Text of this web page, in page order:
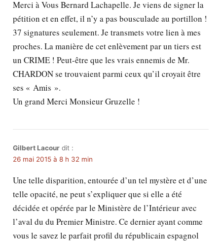
Merci à Vous Bernard Lachapelle. Je viens de signer la
pétition et en effet, il n’y a pas bousculade au portillon !
37 signatures seulement. Je transmets votre lien à mes
proches. La manière de cet enlèvement par un tiers est
un CRIME ! Peut-être que les vrais ennemis de Mr.
CHARDON se trouvaient parmi ceux qu’il croyait être
ses « Amis ».
Un grand Merci Monsieur Gruzelle !
Gilbert Lacour dit :
26 mai 2015 à 8 h 32 min
Une telle disparition, entourée d’un tel mystère et d’une
telle opacité, ne peut s’expliquer que si elle a été
décidée et opérée par le Ministère de l’Intérieur avec
l’aval du du Premier Ministre. Ce dernier ayant comme
vous le savez le parfait profil du républicain espagnol